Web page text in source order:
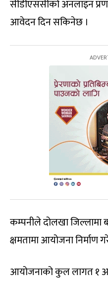
सीडीएससीको अनलाइन
आवेदन दिन सकिनेछ ।
कम्पनीले दोलखा जिल्लामा
क्षमतामा आयोजना निर्माण
आयोजनाको कुल लागत १